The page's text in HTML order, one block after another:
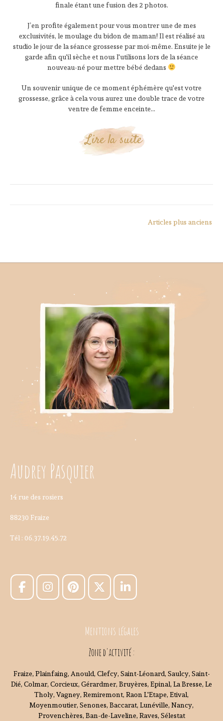
finale étant une fusion des 2 photos.
J’en profite également pour vous montrer une de mes
exclusivités, le moulage du bidon de maman! Il est réalisé au
studio le jour de la séance grossesse par moi-même. Ensuite je le
garde afin qu'il sèche et nous l'utilisons lors de la séance
nouveau-né pour mettre bébé dedans
Un souvenir unique de ce moment éphémère qu'est votre
grossesse, grâce à cela vous aurez une double trace de votre
ventre de femme enceinte...
Lire la suite
Articles plus anciens
Audrey Pasquier
14 rue des rosiers
88230 Fraize
Tél : 06.37.19.45.72
Mentions légales
Zone d'activité :
Fraize, Plainfaing, Anould, Clefcy, Saint-Léonard, Saulcy, Saint-
Dié, Colmar, Corcieux, Gérardmer, Bruyères, Epinal, La Bresse, Le
Tholy, Vagney, Remiremont, Raon L'Etape, Etival,
Moyenmoutier, Senones, Baccarat, Lunéville, Nancy,
Provenchères, Ban-de-Laveline, Raves, Sélestat